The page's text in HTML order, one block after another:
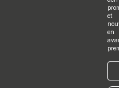
et
en